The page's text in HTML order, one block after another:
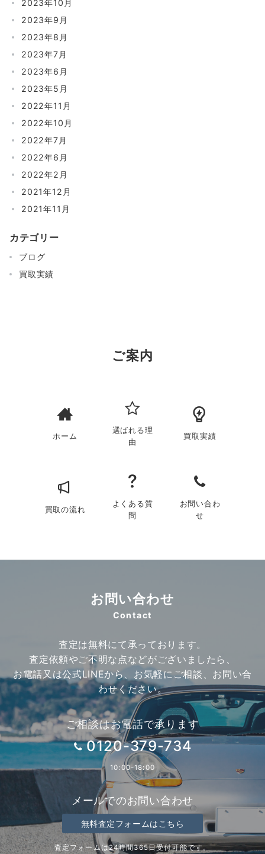
2023年10月
2023年9月
2023年8月
2023年7月
2023年6月
2023年5月
2022年11月
2022年10月
2022年7月
2022年6月
2022年2月
2021年12月
2021年11月
カテゴリー
ブログ
買取実績
ご案内
ホーム
選ばれる理
由
買取実績
買取の流れ
よくある質
問
お問い合わ
せ
お問い合わせ
Contact
査定は無料にて承っております。
査定依頼やご不明な点などがございましたら、
お電話又は公式LINEから、お気軽にご相談、お問い合
わせください。
ご相談はお電話で承ります
0120-379-734
10:00-18:00
メールでのお問い合わせ
無料査定フォームはこちら
査定フォームは24時間365日受付可能です。